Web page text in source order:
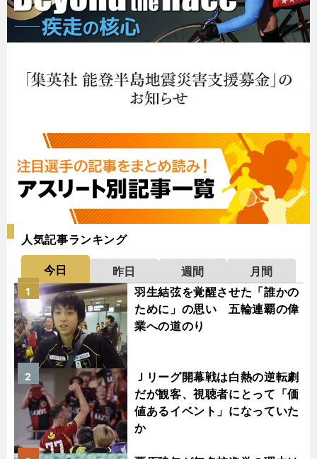
人気記事ランキング
今日 昨日 週間
月間
羽生結弦を覚醒させた「誰かの
ために」の思い 五輪連覇の偉
業への道のり
1
Ｊリーグ開幕戦は白熱の逆転劇
だが観客、視聴者にとって「価
値あるイベント」になっていた
か
2